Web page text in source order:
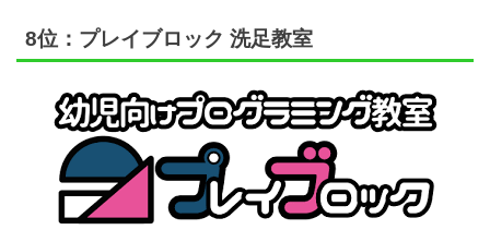
8位：プレイブロック 洗足教室